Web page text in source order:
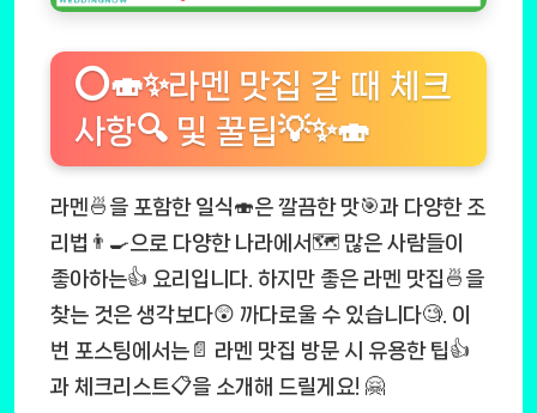
⭕🍣✨라멘 맛집 갈 때 체크
사항🔍 및 꿀팁💡✨🍣
라멘🍜을 포함한 일식🍣은 깔끔한 맛🎯과 다양한 조
리법👨‍🍳으로 다양한 나라에서🗺️ 많은 사람들이
좋아하는👍 요리입니다. 하지만 좋은 라멘 맛집🍜을
찾는 것은 생각보다😲 까다로울 수 있습니다🧐. 이
번 포스팅에서는📄 라멘 맛집 방문 시 유용한 팁👍
과 체크리스트📋을 소개해 드릴게요! 🤗